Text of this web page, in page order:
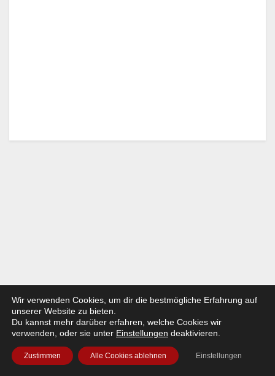
Wir verwenden Cookies, um dir die bestmögliche Erfahrung auf
unserer Website zu bieten.
Du kannst mehr darüber erfahren, welche Cookies wir
verwenden, oder sie unter Einstellungen deaktivieren.
Zustimmen Alle Cookies ablehnen Einstellungen